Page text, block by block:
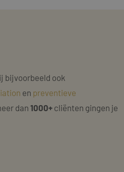
bijvoorbeeld ook
en preventieve
dan1000+cliënten gingen je